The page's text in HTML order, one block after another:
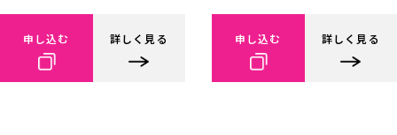
申し込む 詳しく見る 申し込む 詳しく見る